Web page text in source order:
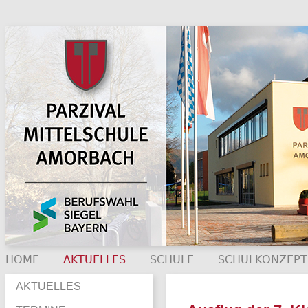
HOME AKTUELLES SCHULE SCHULKONZEPT
AKTUELLES